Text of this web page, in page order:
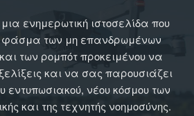
ενημερωτική ιστοσελίδα που
φάσμα των μη επανδρωμένων
των ρομπότ προκειμένου να
και να σας παρουσιάζει
εντυπωσιακού, νέου κόσμου των
και της τεχνητής νοημοσύνης.